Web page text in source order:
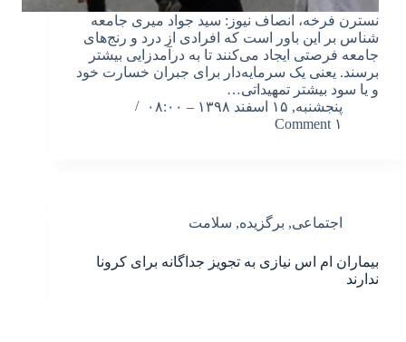
نسترن فرخه، انصاف نیوز: سید جواد میری جامعه
شناس بر این باور است که افرادی از درد و رنج‌های
جامعه فرصتی ایجاد می‌کنند تا به درآمدزایی بیشتر
برسند. یعنی یک سرمایه‌دار برای جبران خسارت خود
و یا سود بیشتر تمهیداتی…
پنجشنبه, ۱۵ اسفند ۱۳۹۸ – ۰۸:۰۰
۱ Comment
اجتماعی, برگزیده, سلامت
بیماران ام اس نیازی به تجویز جداگانه برای کرونا
ندارند